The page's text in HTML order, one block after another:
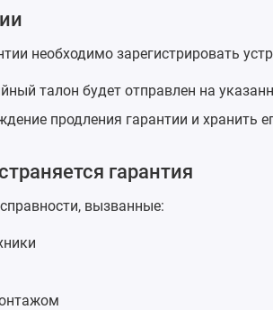
необходимо зарегистрировать
талон будет отправлен на
продления гарантии и
гарантия
вызванные: